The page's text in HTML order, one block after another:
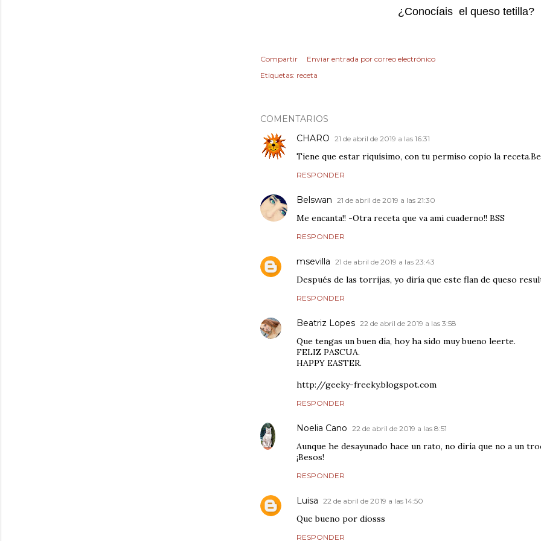
¿Conocíais el queso tetilla?
Compartir
Enviar entrada por correo electrónico
Etiquetas: receta
COMENTARIOS
CHARO 21 de abril de 2019 a las 16:31
Tiene que estar riquísimo, con tu permiso copio la
RESPONDER
Belswan 21 de abril de 2019 a las 21:30
Me encanta!! -Otra receta que va ami cuaderno!! BSS
RESPONDER
msevilla 21 de abril de 2019 a las 23:43
Después de las torrijas, yo diría que este flan de queso
RESPONDER
Beatriz Lopes 22 de abril de 2019 a las 3:58
Que tengas un buen día, hoy ha sido muy bueno leerte.
FELIZ PASCUA.
HAPPY EASTER.
http://geeky-freeky.blogspot.com
RESPONDER
Noelia Cano 22 de abril de 2019 a las 8:51
Aunque he desayunado hace un rato, no diría que no a un
¡Besos!
RESPONDER
Luisa 22 de abril de 2019 a las 14:50
Que bueno por diosss
RESPONDER